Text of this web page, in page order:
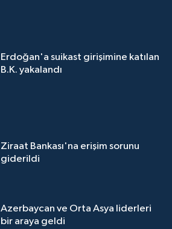
Erdoğan'a suikast girişimine katılan
B.K. yakalandı
Ziraat Bankası'na erişim sorunu
giderildi
Azerbaycan ve Orta Asya liderleri
bir araya geldi